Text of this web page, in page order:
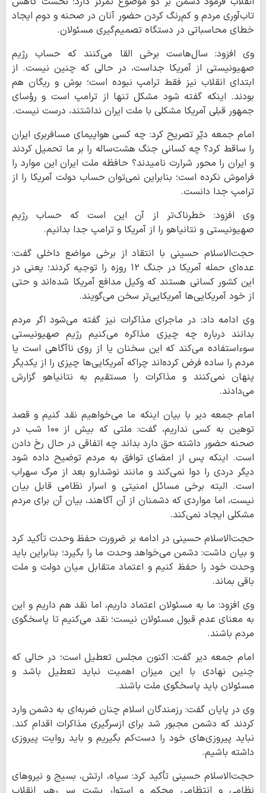
تاب‌آوری مردم و کم‌رنگ کردن حضور آنان در صحنه و دوم ایجاد
خطای محاسباتی در دستگاه تصمیم‌گیری مسئولان.
وی افزود: سال‌هاست برخی القا می‌کنند که حساب رژیم
صهیونیستی از آمریکا جداست، در حالی که چنین نیست. از
ابتدای انقلاب نیز فقط ترامپ نبوده است؛ بوش و ریگان هم
بودند. اینکه گفته شود مشکل تنها از ترامپ است و رؤسای
جمهور قبلی آمریکا مشکلی با ملت ایران نداشتند، درست نیست.
امام جمعه دیّر تصریح کرد: چه کسی هواپیمای مسافربری ایران
را ساقط کرد؟ چه کسانی جنگ هشت‌ساله را بر ما تحمیل کردند
و ایران را محور شرارت نامیدند؟ حافظه ملت ایران این موارد را
فراموش نکرده است؛ بنابراین نمی‌توان حساب دولت آمریکا را از
ترامپ جدا دانست.
وی افزود: خطرناک‌تر از آن این است که حساب رژیم
صهیونیستی و نتانیاهو را از آمریکا و ترامپ جدا بدانیم.
حجت‌الاسلام حسینی با انتقاد از برخی مواضع داخلی گفت:
عده‌ای حمله آمریکا در جنگ ۱۲ روزه را توجیه کردند؛ یعنی در
این کشور کسانی هستند که وکیل مدافع آمریکا شده‌اند و حتی
از خود آمریکایی‌ها آمریکایی‌تر سخن می‌گویند.
وی ادامه داد: در ماجرای مذاکرات نیز گفته می‌شود اگر مردم
بدانند درباره چه چیزی مذاکره می‌کنیم رژیم صهیونیستی
سوءاستفاده می‌کند که این سخنان یا از روی ناآگاهی است یا
مردم را ساده فرض کرده‌اند چراکه آمریکایی‌ها چیزی را از یکدیگر
پنهان نمی‌کنند و مذاکرات را مستقیم به نتانیاهو گزارش
می‌دادند.
امام جمعه دیر با بیان اینکه ما می‌خواهیم نقد کنیم و قصد
توهین به کسی نداریم، گفت: ملتی که بیش از ۱۰۰ شب در
صحنه حضور داشته حق دارد بداند چه اتفاقی در حال رخ دادن
است. اینکه پس از امضای توافق به مردم توضیح داده شود
دیگر دردی را دوا نمی‌کند و مانند نوشدارو بعد از مرگ سهراب
است. البته برخی مسائل امنیتی و اسرار نظامی قابل بیان
نیست، اما مواردی که دشمنان از آن آگاهند، بیان آن برای مردم
مشکلی ایجاد نمی‌کند.
حجت‌الاسلام حسینی در ادامه بر ضرورت حفظ وحدت تأکید کرد
و بیان داشت: دشمن می‌خواهد وحدت ما را بگیرد؛ بنابراین باید
وحدت خود را حفظ کنیم و اعتماد متقابل میان دولت و ملت
باقی بماند.
وی افزود: ما به مسئولان اعتماد داریم، اما نقد هم داریم و این
به معنای عدم قبول مسئولان نیست؛ نقد می‌کنیم تا پاسخگوی
مردم باشند.
امام جمعه دیر گفت: اکنون مجلس تعطیل است؛ در حالی که
چنین نهادی با این میزان اهمیت نباید تعطیل باشد و
مسئولان باید پاسخگوی ملت باشند.
وی در پایان گفت: رزمندگان اسلام چنان ضربه‌ای به دشمن وارد
کردند که دشمن مجبور شد برای ازسرگیری مذاکرات اقدام کند.
نباید پیروزی‌های خود را دست‌کم بگیریم و باید روایت پیروزی
داشته باشیم.
حجت‌الاسلام حسینی تأکید کرد: سپاه، ارتش، بسیج و نیروهای